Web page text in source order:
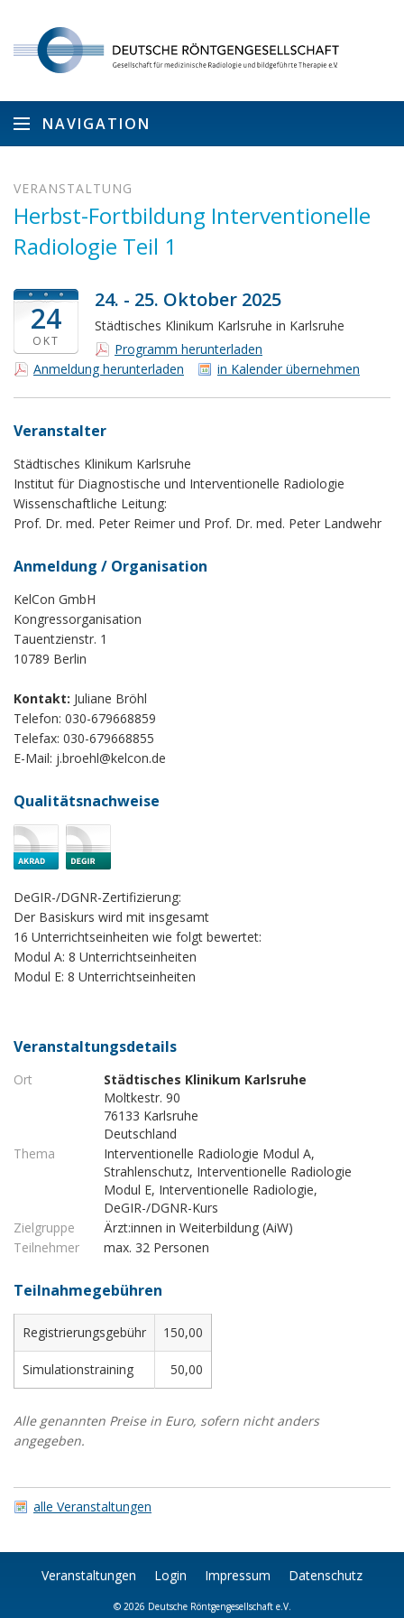
NAVIGATION
VERANSTALTUNG
Herbst-Fortbildung Interventionelle
Radiologie Teil 1
24
OKT
24. - 25. Oktober 2025
Städtisches Klinikum Karlsruhe in Karlsruhe
Programm herunterladen
Anmeldung herunterladen
in Kalender übernehmen
Veranstalter
Städtisches Klinikum Karlsruhe
Institut für Diagnostische und Interventionelle Radiologie
Wissenschaftliche Leitung:
Prof. Dr. med. Peter Reimer und Prof. Dr. med. Peter Landwehr
Anmeldung / Organisation
KelCon GmbH
Kongressorganisation
Tauentzienstr. 1
10789 Berlin
Kontakt: Juliane Bröhl
Telefon: 030-679668859
Telefax: 030-679668855
E-Mail: j.broehl@kelcon.de
Qualitätsnachweise
DeGIR-/DGNR-Zertifizierung:
Der Basiskurs wird mit insgesamt
16 Unterrichtseinheiten wie folgt bewertet:
Modul A: 8 Unterrichtseinheiten
Modul E: 8 Unterrichtseinheiten
Veranstaltungsdetails
Ort
Städtisches Klinikum Karlsruhe
Moltkestr. 90
76133 Karlsruhe
Deutschland
Thema
Interventionelle Radiologie Modul A,
Strahlenschutz, Interventionelle Radiologie
Modul E, Interventionelle Radiologie,
DeGIR-/DGNR-Kurs
Zielgruppe
Ärzt:innen in Weiterbildung (AiW)
Teilnehmer
max. 32 Personen
Teilnahmegebühren
Registrierungsgebühr 150,00
Simulationstraining 50,00
Alle genannten Preise in Euro, sofern nicht anders
angegeben.
alle Veranstaltungen
Veranstaltungen Login Impressum Datenschutz
© 2026 Deutsche Röntgengesellschaft e.V.